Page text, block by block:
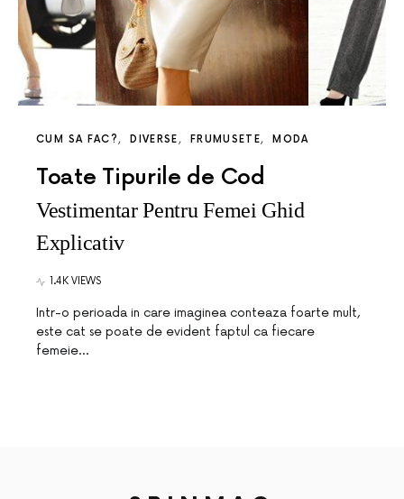
CUM SA FAC? DIVERSE FRUMUSETE MODA
Toate Tipurile de Cod
Vestimentar Pentru Femei Ghid
Explicativ
1.4K VIEWS
Intr-o perioada in care imaginea conteaza foarte mult,
este cat se poate de evident faptul ca fiecare
femeie…